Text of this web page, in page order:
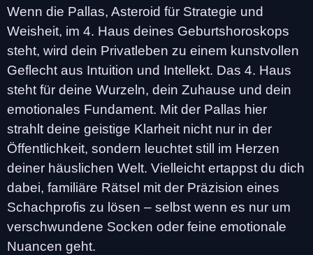
Wenn die Pallas, Asteroid für Strategie und
Weisheit, im 4. Haus deines Geburtshoroskops
steht, wird dein Privatleben zu einem kunstvollen
Geflecht aus Intuition und Intellekt. Das 4. Haus
steht für deine Wurzeln, dein Zuhause und dein
emotionales Fundament. Mit der Pallas hier
strahlt deine geistige Klarheit nicht nur in der
Öffentlichkeit, sondern leuchtet still im Herzen
deiner häuslichen Welt. Vielleicht ertappst du dich
dabei, familiäre Rätsel mit der Präzision eines
Schachprofis zu lösen – selbst wenn es nur um
verschwundene Socken oder feine emotionale
Nuancen geht.